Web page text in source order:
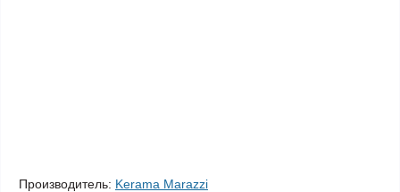
Производитель: Kerama Marazzi